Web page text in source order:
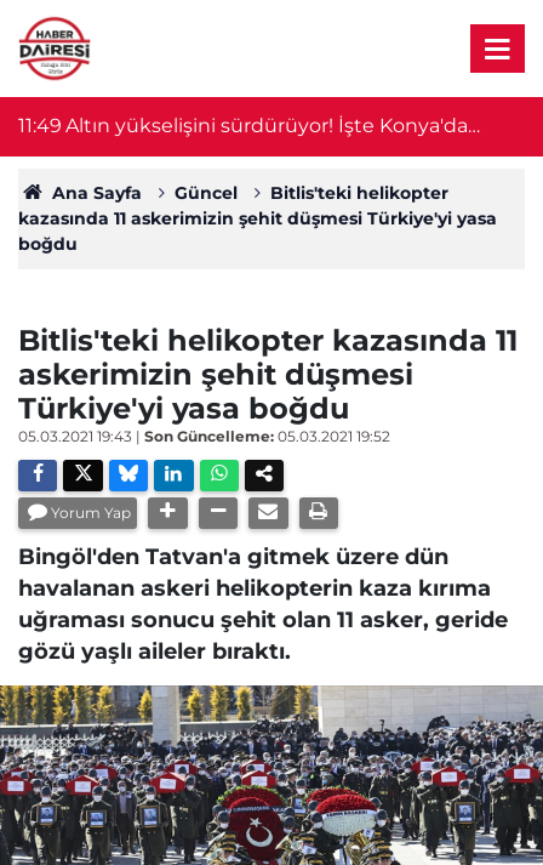
11:49 Altın yükselişini sürdürüyor! İşte Konya'da
güncel rakamlar
Ana Sayfa Güncel
Bitlis'teki helikopter
kazasında 11 askerimizin şehit düşmesi Türkiye'yi yasa
boğdu
Bitlis'teki helikopter kazasında 11
askerimizin şehit düşmesi
Türkiye'yi yasa boğdu
05.03.2021 19:43 | Son Güncelleme: 05.03.2021 19:52
Yorum Yap
Bingöl'den Tatvan'a gitmek üzere dün
havalanan askeri helikopterin kaza kırıma
uğraması sonucu şehit olan 11 asker, geride
gözü yaşlı aileler bıraktı.